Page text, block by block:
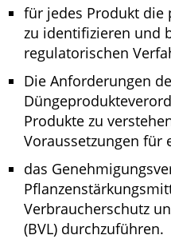
für jedes Produkt die
zu identifizieren und
regulatorischen
Die Anforderungen
Produkte zu
Voraussetzungen für
das
Verbraucherschutz
(BVL) durchzuführen.